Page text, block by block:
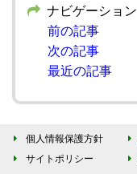
ナビゲーション
前の記事
次の記事
最近の記事
個人情報保護方針
サイトポリシー